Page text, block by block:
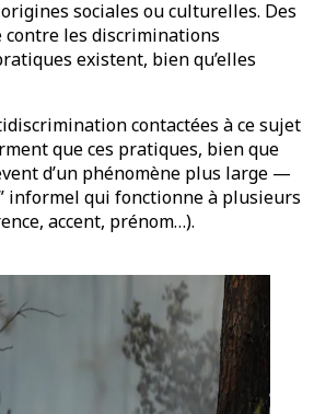
sociales ou culturelles. Des
les discriminations
existent, bien qu’elles
contactées à ce sujet
que ces pratiques, bien que
d’un phénomène plus large —
informel qui fonctionne à plusieurs
accent, prénom…).